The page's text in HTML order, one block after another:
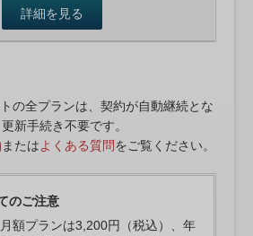
詳細を見る
の全プランは、契約が自動継続とな
更新手続き不要です。
またはよくある質問をご覧ください。
のご注意
額プランは3,200円（税込）、年